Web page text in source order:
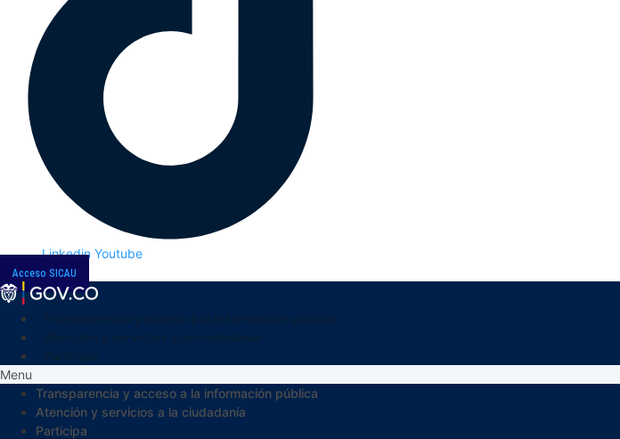
Linkedin Youtube
Acceso SICAU
Menu
Transparencia y acceso a la información pública
Atención y servicios a la ciudadanía
Participa